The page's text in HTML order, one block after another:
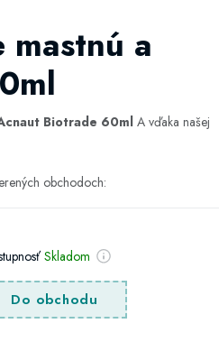
a
Biotrade 60mlA vďaka našej
obchodoch:
Skladom
Do obchodu